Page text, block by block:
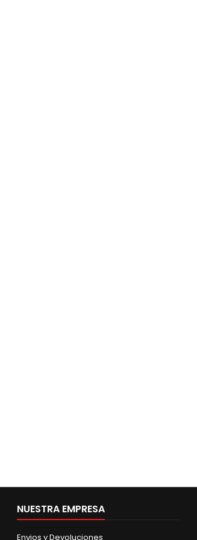
NUESTRA EMPRESA
Envios y Devoluciones